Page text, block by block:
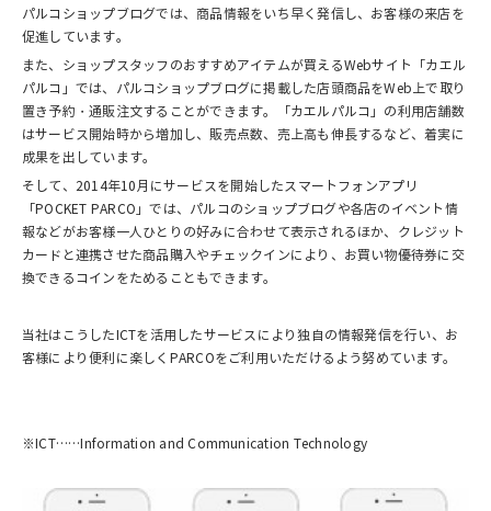
パルコショップブログでは、商品情報をいち早く発信し、お客様の来店を
促進しています。
また、ショップスタッフのおすすめアイテムが買えるWebサイト「カエル
パルコ」では、パルコショップブログに掲載した店頭商品をWeb上で取り
置き予約・通販注文することができます。「カエルパルコ」の利用店舗数
はサービス開始時から増加し、販売点数、売上高も伸長するなど、着実に
成果を出しています。
そして、2014年10月にサービスを開始したスマートフォンアプリ
「POCKET PARCO」では、パルコのショップブログや各店のイベント情
報などがお客様一人ひとりの好みに合わせて表示されるほか、クレジット
カードと連携させた商品購入やチェックインにより、お買い物優待券に交
換できるコインをためることもできます。
当社はこうしたICTを活用したサービスにより独自の情報発信を行い、お
客様により便利に楽しくPARCOをご利用いただけるよう努めています。
※ICT……Information and Communication Technology